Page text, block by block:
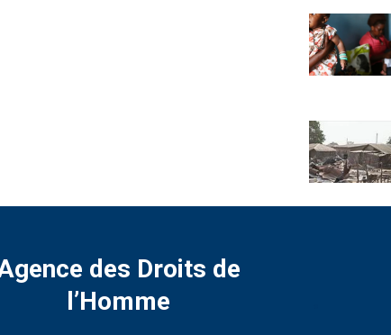
des Droits de
l’Homme